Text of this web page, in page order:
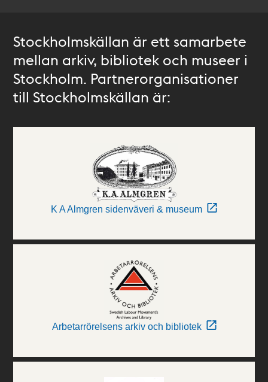
Stockholmskällan är ett samarbete
mellan arkiv, bibliotek och museer i
Stockholm. Partnerorganisationer
till Stockholmskällan är:
K A Almgren sidenväveri & museum
Arbetarrörelsens arkiv och bibliotek